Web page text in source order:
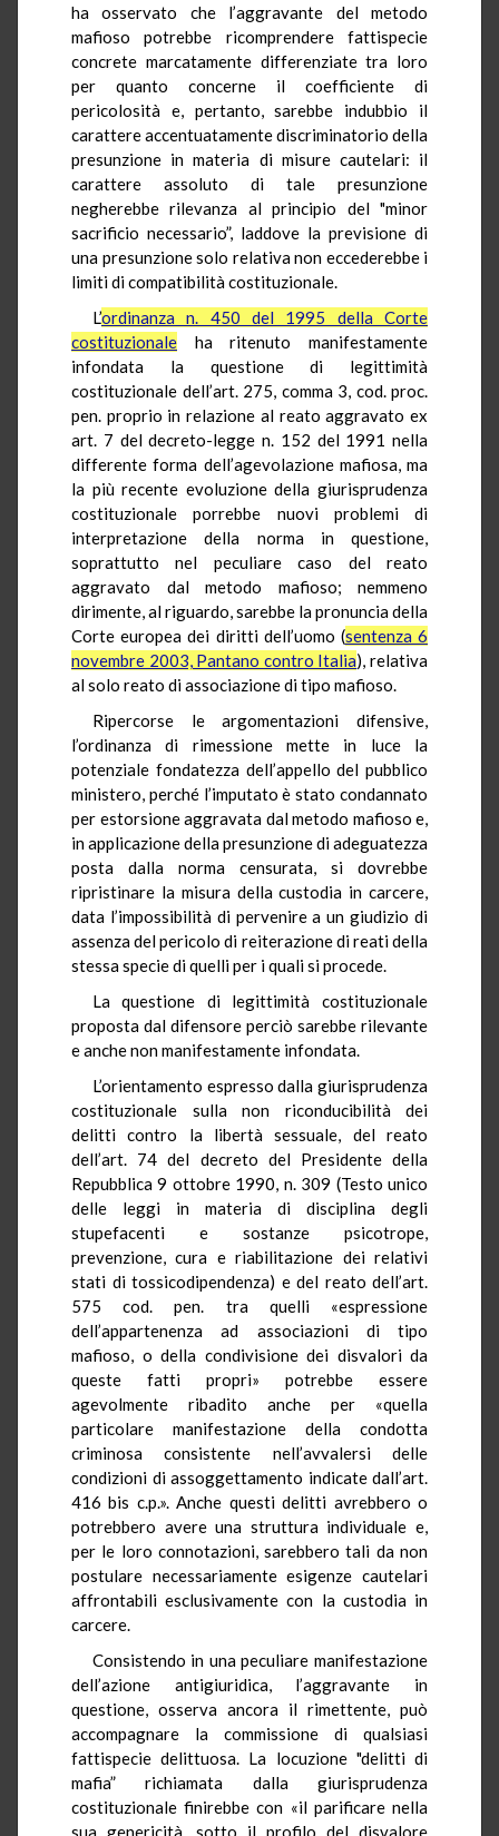
ha osservato che l’aggravante del metodo
mafioso potrebbe ricomprendere fattispecie
concrete marcatamente differenziate tra loro
per quanto concerne il coefficiente di
pericolosità e, pertanto, sarebbe indubbio il
carattere accentuatamente discriminatorio della
presunzione in materia di misure cautelari: il
carattere assoluto di tale presunzione
negherebbe rilevanza al principio del "minor
sacrificio necessario”, laddove la previsione di
una presunzione solo relativa non eccederebbe i
limiti di compatibilità costituzionale.
L’ordinanza n. 450 del 1995 della Corte
costituzionale ha ritenuto manifestamente
infondata la questione di legittimità
costituzionale dell’art. 275, comma 3, cod. proc.
pen. proprio in relazione al reato aggravato ex
art. 7 del decreto-legge n. 152 del 1991 nella
differente forma dell’agevolazione mafiosa, ma
la più recente evoluzione della giurisprudenza
costituzionale porrebbe nuovi problemi di
interpretazione della norma in questione,
soprattutto nel peculiare caso del reato
aggravato dal metodo mafioso; nemmeno
dirimente, al riguardo, sarebbe la pronuncia della
Corte europea dei diritti dell’uomo (sentenza 6
novembre 2003, Pantano contro Italia), relativa
al solo reato di associazione di tipo mafioso.
Ripercorse le argomentazioni difensive,
l’ordinanza di rimessione mette in luce la
potenziale fondatezza dell’appello del pubblico
ministero, perché l’imputato è stato condannato
per estorsione aggravata dal metodo mafioso e,
in applicazione della presunzione di adeguatezza
posta dalla norma censurata, si dovrebbe
ripristinare la misura della custodia in carcere,
data l’impossibilità di pervenire a un giudizio di
assenza del pericolo di reiterazione di reati della
stessa specie di quelli per i quali si procede.
La questione di legittimità costituzionale
proposta dal difensore perciò sarebbe rilevante
e anche non manifestamente infondata.
L’orientamento espresso dalla giurisprudenza
costituzionale sulla non riconducibilità dei
delitti contro la libertà sessuale, del reato
dell’art. 74 del decreto del Presidente della
Repubblica 9 ottobre 1990, n. 309 (Testo unico
delle leggi in materia di disciplina degli
stupefacenti e sostanze psicotrope,
prevenzione, cura e riabilitazione dei relativi
stati di tossicodipendenza) e del reato dell’art.
575 cod. pen. traquelli «espressione
dell’appartenenza ad associazioni di tipo
mafioso, o della condivisione dei disvalori da
queste fatti propri» potrebbe essere
agevolmente ribadito anche per «quella
particolare manifestazione della condotta
criminosa consistente nell’avvalersi delle
condizioni di assoggettamento indicate dall’art.
416 bis c.p.». Anche questi delitti avrebbero o
potrebbero avere una struttura individuale e,
per le loro connotazioni, sarebbero tali da non
postulare necessariamente esigenze cautelari
affrontabili esclusivamente con la custodia in
carcere.
Consistendo in una peculiare manifestazione
dell’azione antigiuridica, l’aggravante in
questione, osserva ancora il rimettente, può
accompagnare la commissione di qualsiasi
fattispecie delittuosa. La locuzione "delitti di
mafia” richiamata dalla giurisprudenza
costituzionale finirebbe con «il parificare nella
sua genericità, sotto il profilo del disvalore